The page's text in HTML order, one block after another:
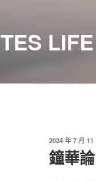
TES LIFE
發
佈
於
2024 年 7 月 11
鐘華